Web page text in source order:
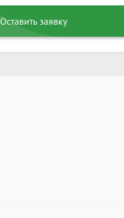
Оставить заявку